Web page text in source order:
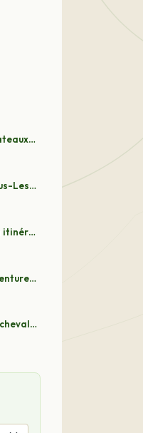
Alpages et hauts plateaux du Vercors à cheval
GR10 Etape 6 : D'Aulus-Les-Bains à Ax Les Thermes
Ski de randonnée en itinérance sur les crêtes franco-it
Slow Camargue, l'aventure douce à vélo électrique
Séjour randonnée à cheval au milieu du Haut Atlas